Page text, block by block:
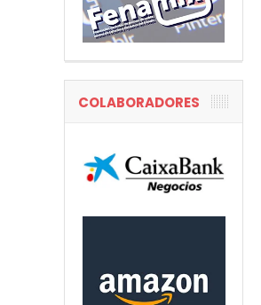
COLABORADORES